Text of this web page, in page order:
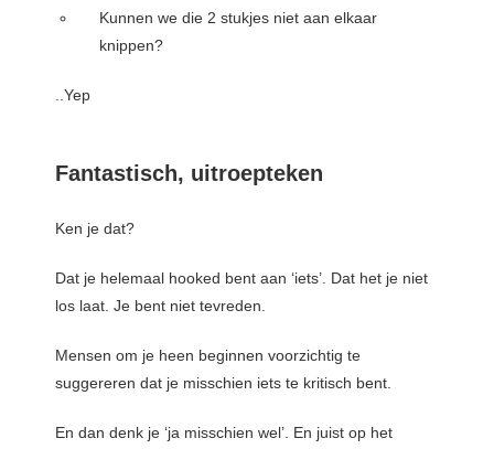
Kunnen we die 2 stukjes niet aan elkaar
knippen?
..Yep
Fantastisch, uitroepteken
Ken je dat?
Dat je helemaal hooked bent aan ‘iets’. Dat het je niet
los laat. Je bent niet tevreden.
Mensen om je heen beginnen voorzichtig te
suggereren dat je misschien iets te kritisch bent.
En dan denk je ‘ja misschien wel’. En juist op het